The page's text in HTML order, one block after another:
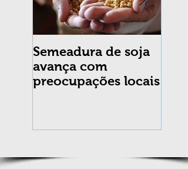
Semeadura de soja
avança com
preocupações locais